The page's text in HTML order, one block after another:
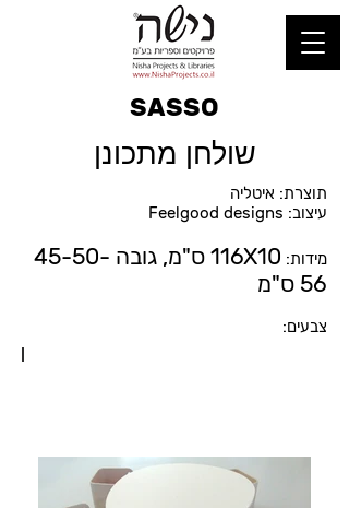
SASSO
שולחן מתכונן
תוצרת: איטליה
עיצוב: Feelgood designs
מידות:
116X10 ס"מ, גובה 45-50-
56 ס"מ
צבעים: